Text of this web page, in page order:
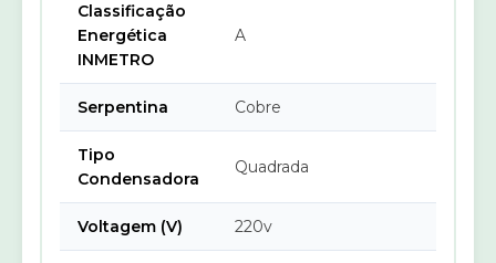
Classificação
Energética
INMETRO
A
Serpentina Cobre
Tipo
Condensadora
Quadrada
Voltagem (V) 220v